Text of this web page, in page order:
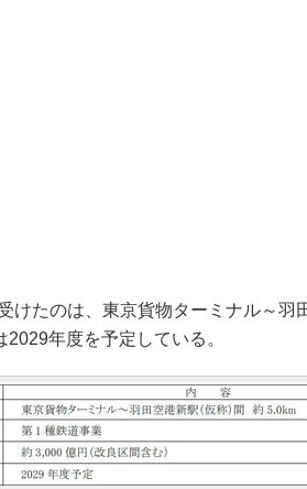
けたのは、東京貨物ターミナル～羽
年度を予定している。